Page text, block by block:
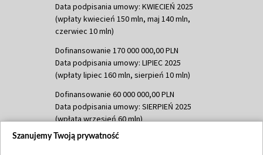
Data podpisania umowy: KWIECIEŃ 2025
(wpłaty kwiecień 150 mln, maj 140 mln,
czerwiec 10 mln)
Dofinansowanie 170 000 000,00 PLN
Data podpisania umowy: LIPIEC 2025
(wpłaty lipiec 160 mln, sierpień 10 mln)
Dofinansowanie 60 000 000,00 PLN
Data podpisania umowy: SIERPIEŃ 2025
(wpłata wrzesień 60 mln)
Dofinansowanie 635 783 051,21 PLN
Szanujemy Twoją prywatność